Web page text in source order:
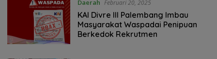
Daerah Februari 20, 2025
KAI Divre III Palembang Imbau
Masyarakat Waspadai Penipuan
Berkedok Rekrutmen